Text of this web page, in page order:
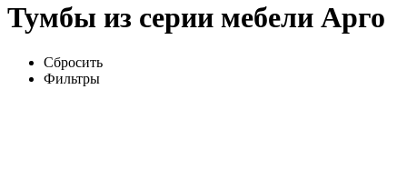
Тумбы из серии мебели Арго
Сбросить
Фильтры